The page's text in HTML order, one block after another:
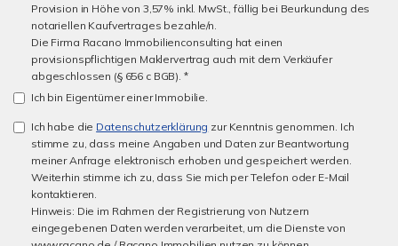
Provision in Höhe von 3,57% inkl. MwSt., fällig bei Beurkundung des
notariellen Kaufvertrages bezahle/n.
Die Firma Racano Immobilienconsulting hat einen
provisionspflichtigen Maklervertrag auch mit dem Verkäufer
abgeschlossen (§ 656 c BGB). *
Ich bin Eigentümer einer Immobilie.
Ich habe die Datenschutzerklärung zur Kenntnis genommen. Ich
stimme zu, dass meine Angaben und Daten zur Beantwortung
meiner Anfrage elektronisch erhoben und gespeichert werden.
Weiterhin stimme ich zu, dass Sie mich per Telefon oder E-Mail
kontaktieren.
Hinweis: Die im Rahmen der Registrierung von Nutzern
eingegebenen Daten werden verarbeitet, um die Dienste von